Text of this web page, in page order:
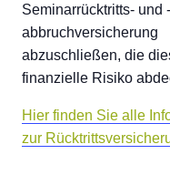
Seminarrücktritts- und -
abbruchversicherung
abzuschließen, die
finanzielle Risiko
Hier finden Sie alle
zur